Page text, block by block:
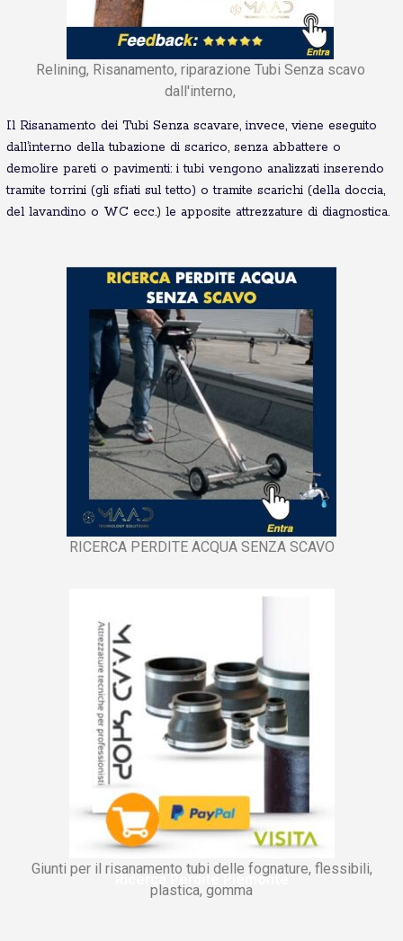
Relining, Risanamento, riparazione Tubi Senza scavo
dall'interno,
Il Risanamento dei Tubi Senza scavare, invece, viene eseguito
dall’interno della tubazione di scarico, senza abbattere o
demolire pareti o pavimenti: i tubi vengono analizzati inserendo
tramite torrini (gli sfiati sul tetto) o tramite scarichi (della doccia,
del lavandino o WC ecc.) le apposite attrezzature di diagnostica.
RICERCA PERDITE ACQUA SENZA SCAVO
Giunti per il risanamento tubi delle fognature, flessibili,
plastica, gomma
Ricerca Perdite Piemonte